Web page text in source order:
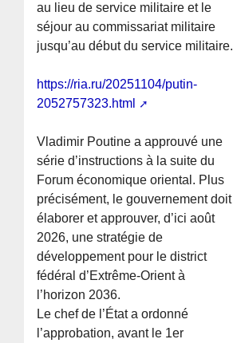
au lieu de service militaire et le
séjour au commissariat militaire
jusqu’au début du service militaire.
https://ria.ru/20251104/putin-
2052757323.html
Vladimir Poutine a approuvé une
série d’instructions à la suite du
Forum économique oriental. Plus
précisément, le gouvernement doit
élaborer et approuver, d’ici août
2026, une stratégie de
développement pour le district
fédéral d’Extrême-Orient à
l’horizon 2036.
Le chef de l’État a ordonné
l’approbation, avant le 1er